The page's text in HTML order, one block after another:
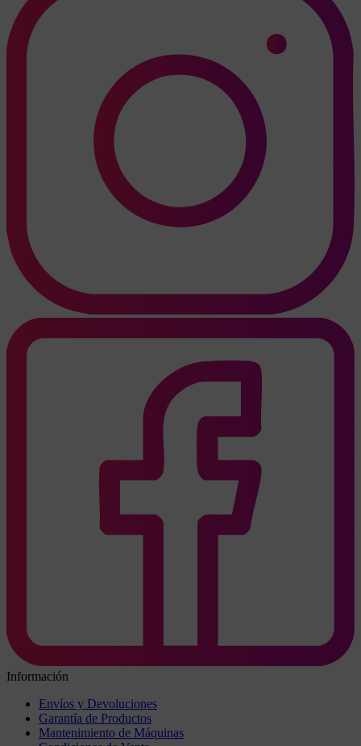
Información
Envíos y Devoluciones
Garantía de Productos
Mantenimiento de Máquinas